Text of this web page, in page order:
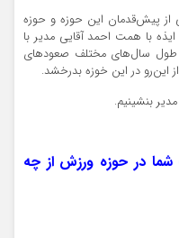
از پیش‌قدمان این حوزه و حوزه
با همت احمد آقایی مدیر با
طول سال‌های مختلف صعودهای
این‌رو در این خوزه بدرخشد.
بنشینیم.
در حوزه ورزش از چه